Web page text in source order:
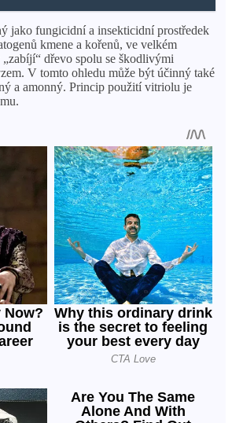
jako fungicidní a insekticidní prostředek
kmene a kořenů, ve velkém
dřevo spolu se škodlivými
V tomto ohledu může být účinný také
a amonný. Princip použití vitriolu je